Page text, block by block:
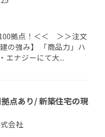
拠点！＜＜ ＞＞注文
の強み】 「商品力」ハ
エナジーにて大...
点あり/ 新築住宅の現
会社